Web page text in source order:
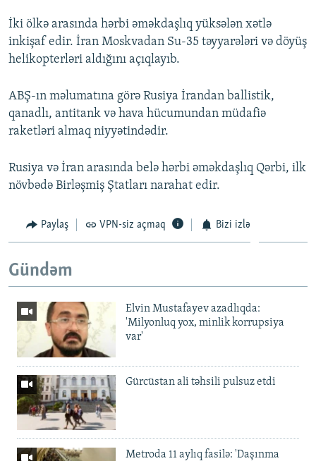
İki ölkə arasında hərbi əməkdaşlıq yüksələn xətlə
inkişaf edir. İran Moskvadan Su-35 təyyarələri və döyüş
helikopterləri aldığını açıqlayıb.
ABŞ-ın məlumatına görə Rusiya İrandan ballistik,
qanadlı, antitank və hava hücumundan müdafiə
raketləri almaq niyyətindədir.
Rusiya və İran arasında belə hərbi əməkdaşlıq Qərbi, ilk
növbədə Birləşmiş Ştatları narahat edir.
Paylaş VPN-siz açmaq Bizi izlə
Gündəm
Elvin Mustafayev azadlıqda:
'Milyonluq yox, minlik korrupsiya
var'
Gürcüstan ali təhsili pulsuz etdi
Metroda 11 aylıq fasilə: 'Daşınma